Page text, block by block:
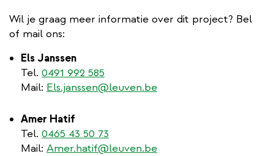
Wil je graag meer informatie over dit project? Bel
of mail ons:
Els Janssen
Tel. 0491 992 585
Mail: Els.janssen@leuven.be
Amer Hatif
Tel. 0465 43 50 73
Mail: Amer.hatif@leuven.be